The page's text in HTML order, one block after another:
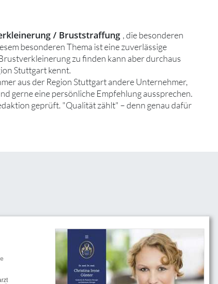
/ Bruststraffung , die besonderen
besonderen Thema ist eine zuverlässige
zu finden kann aber durchaus
Stuttgart kennt.
aus der Region Stuttgart andere Unternehmer,
gerne eine persönliche Empfehlung aussprechen.
geprüft. "Qualität zählt" – denn genau dafür